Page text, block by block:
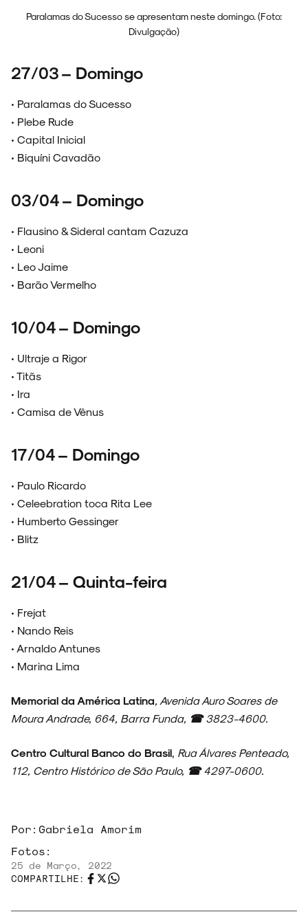
Paralamas do Sucesso se apresentam neste domingo. (Foto:
Divulgação)
27/03 – Domingo
• Paralamas do Sucesso
• Plebe Rude
• Capital Inicial
• Biquíni Cavadão
03/04 – Domingo
• Flausino & Sideral cantam Cazuza
• Leoni
• Leo Jaime
• Barão Vermelho
10/04 – Domingo
• Ultraje a Rigor
• Titãs
• Ira
• Camisa de Vênus
17/04 – Domingo
• Paulo Ricardo
• Celeebration toca Rita Lee
• Humberto Gessinger
• Blitz
21/04 – Quinta-feira
• Frejat
• Nando Reis
• Arnaldo Antunes
• Marina Lima
Memorial da América Latina, Avenida Auro Soares de
Moura Andrade, 664, Barra Funda, ☎3823-4600.
Centro Cultural Banco do Brasil, Rua Álvares Penteado,
112, Centro Histórico de São Paulo, ☎4297-0600.
Por: Gabriela Amorim
Fotos:
25 de Março, 2022
COMPARTILHE: